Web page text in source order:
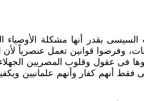
‏بقدر أنها مشكلة الأوصياء
وفرضوا قوانين تعمل عنصرياً لأن
فى عقول وقلوب ‏المصريين
أنهم كفار وأنهم علمانيين